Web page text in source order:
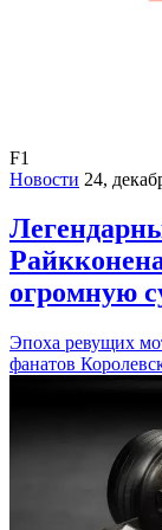
F1
Новости 24,
огромную
Эпоха ревущих
фанатов